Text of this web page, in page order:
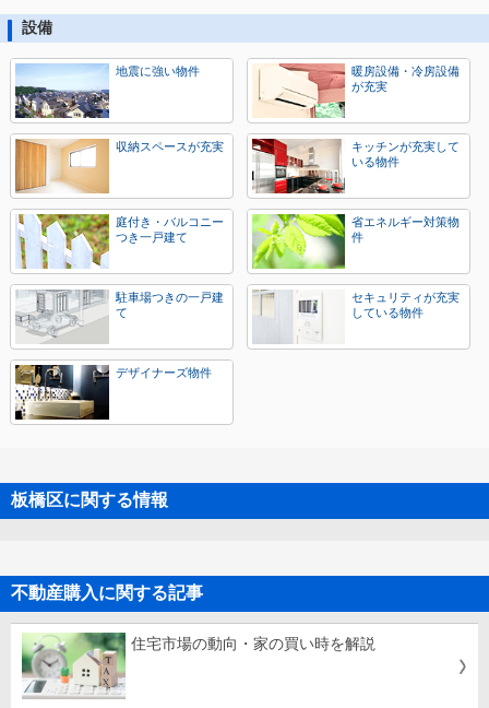
設備
地震に強い物件
暖房設備・冷房設備
が充実
収納スペースが充実
キッチンが充実して
いる物件
庭付き・バルコニー
つき一戸建て
省エネルギー対策物
件
駐車場つきの一戸建
て
セキュリティが充実
している物件
デザイナーズ物件
板橋区に関する情報
不動産購入に関する記事
住宅市場の動向・家の買い時を解説